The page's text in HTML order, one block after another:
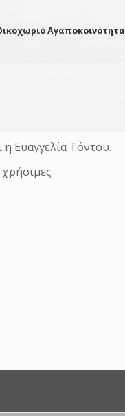
Αγαποκοινότητα
Ευαγγελία Τόντου.